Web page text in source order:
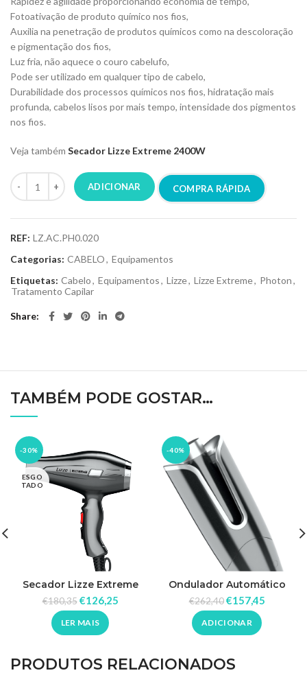
Fotoativação de produto químico nos fios,
Auxilia na penetração de produtos químicos como na descoloração
e pigmentação dos fios,
Luz fria, não aquece o couro cabelufo,
Pode ser utilizado em qualquer tipo de cabelo,
Durabilidade dos processos químicos nos fios, hidratação mais
profunda, cabelos lisos por mais tempo, intensidade dos pigmentos
nos fios.
Veja também Secador Lizze Extreme 2400W
ADICIONAR COMPRA RÁPIDA
REF: LZ.AC.PH0.020
Categorias: CABELO, Equipamentos
Etiquetas: Cabelo, Equipamentos, Lizze, Lizze Extreme, Photon,
Tratamento Capilar
Share
TAMBÉM PODE GOSTAR…
-30%
ESGO
TADO
Secador Lizze Extreme
2400W
€180,35 €126,25
LER MAIS
-40%
Ondulador Automático
Curly Lizze
€262,40 €157,45
ADICIONAR
PRODUTOS RELACIONADOS